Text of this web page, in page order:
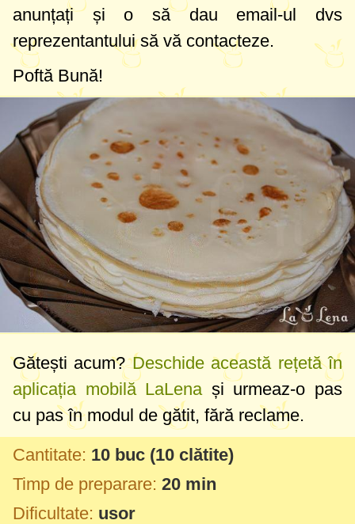
anunțați și o să dau email-ul dvs
reprezentantului să vă contacteze.
Poftă Bună!
Gătești acum?Deschide această rețetă în
aplicația mobilă LaLena și urmeaz-o pas
cu pas în modul de gătit, fără reclame.
Cantitate: 10 buc (10 clătite)
Timp de preparare: 20 min
Dificultate: usor